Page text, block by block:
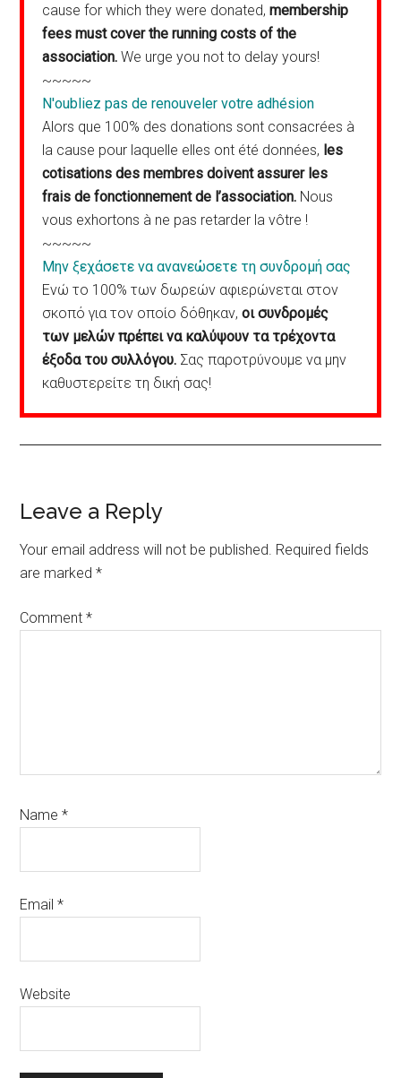
cause for which they were donated,membership
fees must cover the running costs of the
association. We urge you not to delay yours!
~~~~~
N'oubliez pas de renouveler votre adhésion
Alors que 100% des donations sont consacrées à
la cause pour laquelle elles ont été données, les
cotisations des membres doivent assurer les
frais de fonctionnement de l’association. Nous
vous exhortons à ne pas retarder la vôtre !
~~~~~
Μην ξεχάσετε να ανανεώσετε τη συνδρομή σας
Ενώ το 100% των δωρεών αφιερώνεται στον
σκοπό για τον οποίο δόθηκαν,οι συνδρομές
των μελών πρέπει να καλύψουν τα τρέχοντα
έξοδα του συλλόγου. Σας παροτρύνουμε να μην
καθυστερείτε τη δική σας!
Reader
Interactions
Leave a Reply
Your email address will not be published. Required fields
are marked*
Comment*
Name*
Email*
Website